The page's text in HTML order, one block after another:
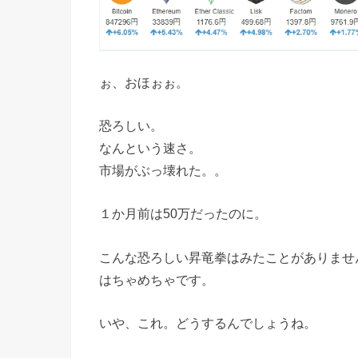
ぉ、おほぉぉ。
恐ろしい。
なんという速さ。
市場がぶっ壊れた。。
１か月前は50万だったのに。
こんな恐ろしい昇竜拳はみたことがありませ
はちゃめちゃです。
いや、これ。どうするんでしょうね。